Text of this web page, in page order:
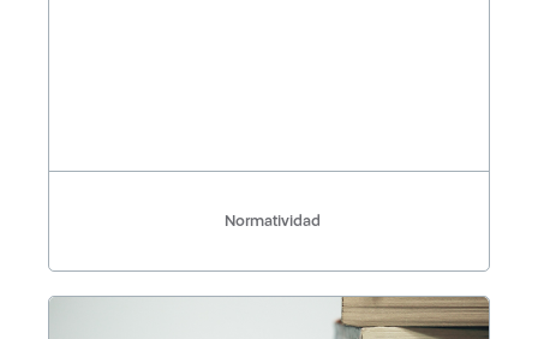
Normatividad